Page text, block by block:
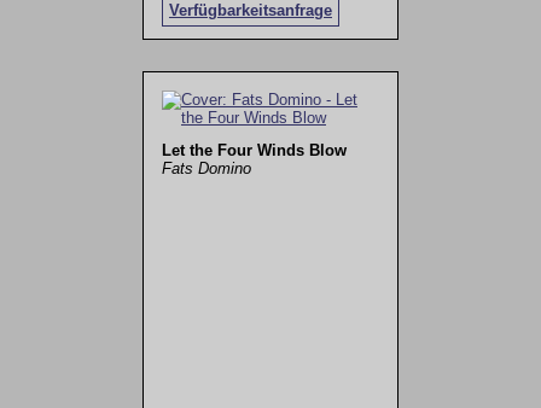
Verfügbarkeitsanfrage
Let the Four Winds Blow
Fats Domino